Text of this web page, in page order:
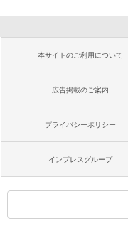
本サイトのご利用について
広告掲載のご案内
プライバシーポリシー
インプレスグループ